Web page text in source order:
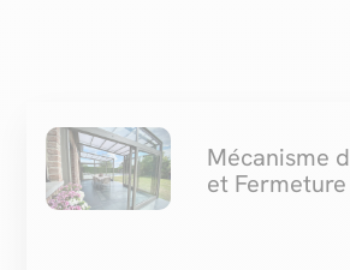
Mécanisme
et Fermeture